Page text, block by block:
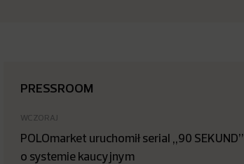
PRESSROOM
WCZORAJ
POLOmarket uruchomił serial „90 SEKUND”
o systemie kaucyjnym